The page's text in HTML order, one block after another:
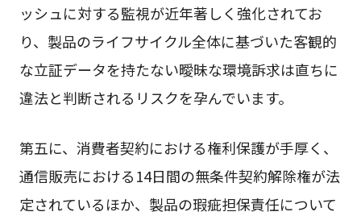
ッシュに対する監視が近年著しく強化されてお
り、製品のライフサイクル全体に基づいた客観的
な立証データを持たない曖昧な環境訴求は直ちに
違法と判断されるリスクを孕んでいます。
第五に、消費者契約における権利保護が手厚く、
通信販売における14日間の無条件契約解除権が法
定されているほか、製品の瑕疵担保責任について